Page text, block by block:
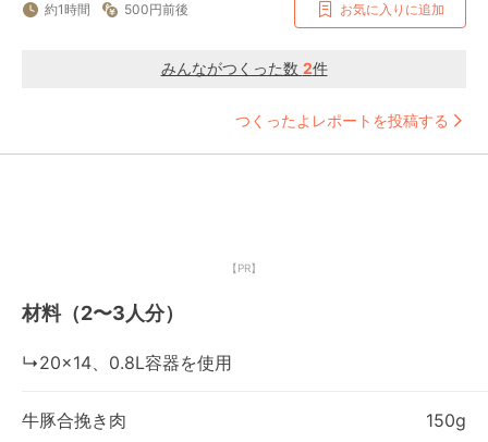
約1時間 500円前後 お気に入りに追加
みんながつくった数 2件
つくったよレポートを投稿する
【PR】
材料（2〜3人分）
↳20×14、0.8L容器を使用
牛豚合挽き肉 150g